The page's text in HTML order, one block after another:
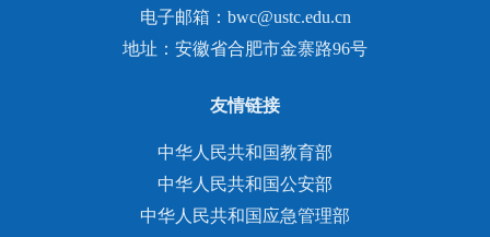
电子邮箱：bwc@ustc.edu.cn
地址：安徽省合肥市金寨路96号
友情链接
中华人民共和国教育部
中华人民共和国公安部
中华人民共和国应急管理部